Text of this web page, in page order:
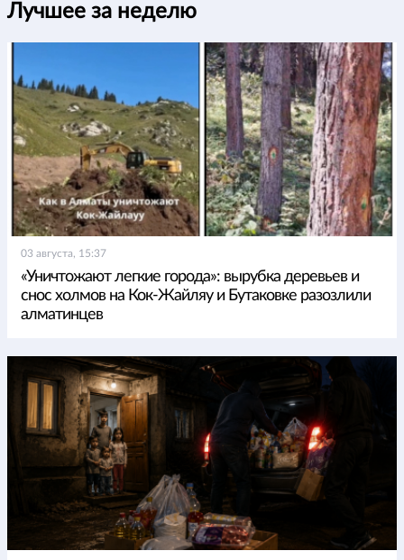
Лучшее за неделю
03 августа, 15:37
«Уничтожают легкие города»: вырубка деревьев и
снос холмов на Кок-Жайляу и Бутаковке разозлили
алматинцев